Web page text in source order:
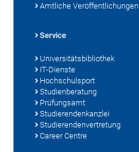
Amtliche Veröffentlichungen
Service
Universitätsbibliothek
IT-Dienste
Hochschulsport
Studienberatung
Prüfungsamt
Studierendenkanzlei
Studierendenvertretung
Career Centre